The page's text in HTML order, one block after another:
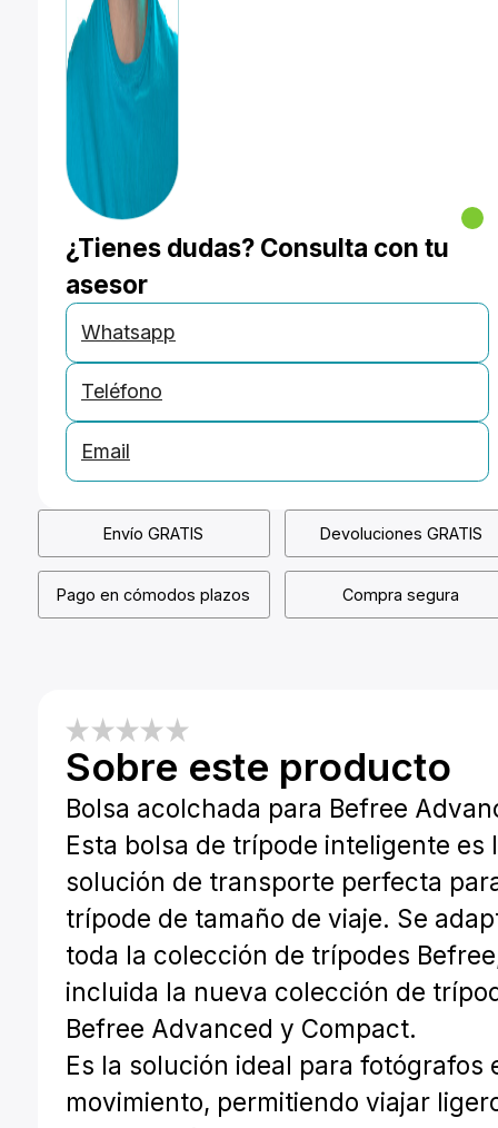
¿Tienes dudas? Consulta con tu
asesor
Whatsapp
Teléfono
Email
Envío GRATIS Devoluciones GRATIS
Pago en cómodos plazos Compra segura
Sobre este producto
Bolsa acolchada para Befree
Esta bolsa de trípode inteligente es
solución de transporte perfecta
trípode de tamaño de viaje. Se
toda la colección de trípodes
incluida la nueva colección de
Befree Advanced y Compact.
Es la solución ideal para fotógrafos
movimiento, permitiendo viajar